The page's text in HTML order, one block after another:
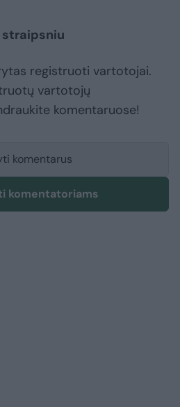
registruoti vartotojai.
vartotojų
komentaruose!
komentarus
komentatoriams